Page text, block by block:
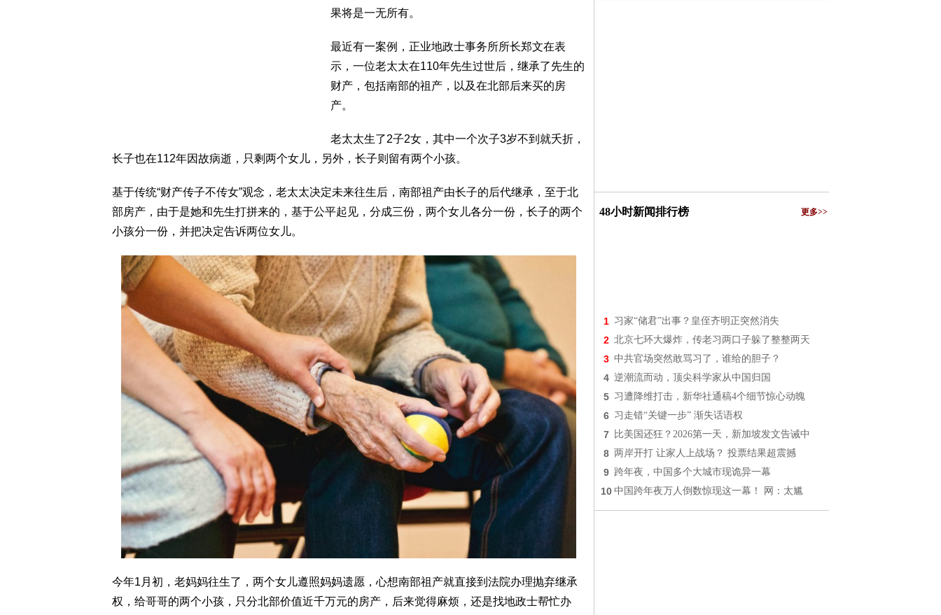
果将是一无所有。
最近有一案例，正业地政士事务所所长郑文在表
示，一位老太太在110年先生过世后，继承了先生的
财产，包括南部的祖产，以及在北部后来买的房
产。
老太太生了2子2女，其中一个次子3岁不到就夭折，
长子也在112年因故病逝，只剩两个女儿，另外，长子则留有两个小孩。
基于传统“财产传子不传女”观念，老太太决定未来往生后，南部祖产由长子的后代继承，至于北
部房产，由于是她和先生打拼来的，基于公平起见，分成三份，两个女儿各分一份，长子的两个
小孩分一份，并把决定告诉两位女儿。
今年1月初，老妈妈往生了，两个女儿遵照妈妈遗愿，心想南部祖产就直接到法院办理抛弃继承
权，给哥哥的两个小孩，只分北部价值近千万元的房产，后来觉得麻烦，还是找地政士帮忙办
48小时新闻排行榜 更多>>
1 习家“储君”出事？皇侄齐明正突然消失
2 北京七环大爆炸，传老习两口子躲了整整两天
3 中共官场突然敢骂习了，谁给的胆子？
4 逆潮流而动，顶尖科学家从中国归国
5 习遭降维打击，新华社通稿4个细节惊心动魄
6 习走错“关键一步” 渐失话语权
7 比美国还狂？2026第一天，新加坡发文告诫中
8 两岸开打 让家人上战场？ 投票结果超震撼
9 跨年夜，中国多个大城市现诡异一幕
10 中国跨年夜万人倒数惊现这一幕！ 网：太尴